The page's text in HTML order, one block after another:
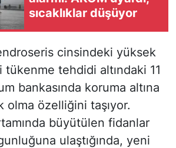
sıcaklıklar düşüyor
cinsindeki yüksek
tehdidi altındaki 11
bankasında koruma altına
olma özelliğini taşıyor.
büyütülen fidanlar
ulaştığında, yeni